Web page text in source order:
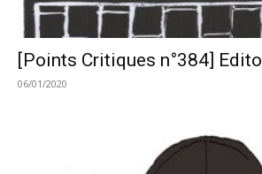
[Points Critiques n°384] Edito
06/01/2020